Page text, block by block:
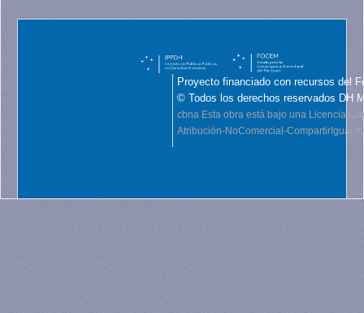
Proyecto financiado con recursos del
© Todos los derechos reservados DH
cbna Esta obra está bajo una Licencia
Atribución-NoComercial-CompartirIgual